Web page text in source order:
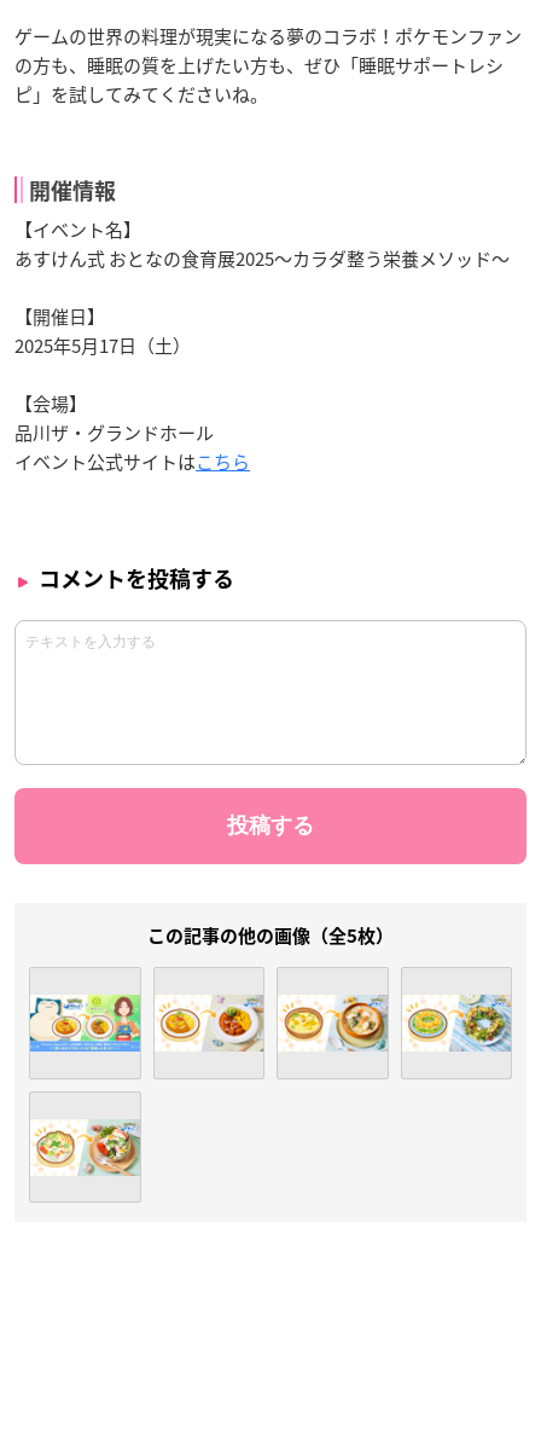
ゲームの世界の料理が現実になる夢のコラボ！ポケモンファン
の方も、睡眠の質を上げたい方も、ぜひ「睡眠サポートレシ
ピ」を試してみてくださいね。
開催情報
【イベント名】
あすけん式 おとなの食育展2025～カラダ整う栄養メソッド～
【開催日】
2025年5月17日（土）
【会場】
品川ザ・グランドホール
イベント公式サイトはこちら
コメントを投稿する
この記事の他の画像（全5枚）